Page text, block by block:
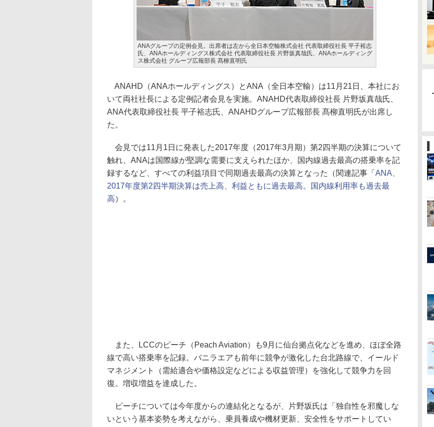
ANAグループの定例会見。出席者は左から全日本空輸株式会社 代表取締役社長 平子裕志
氏、ANAホールディングス株式会社 代表取締役社長 片野坂真哉氏、ANAホールディング
ス株式会社 グループ広報部長 髙柳直明氏
ANAHD（ANAホールディングス）とANA（全日本空輸）は11月21日、本社にお
いて両社社長による定例記者会見を実施。ANAHD代表取締役社長 片野坂真哉氏、
ANA代表取締役社長 平子裕志氏、ANAHDグループ広報部長 髙柳直明氏が出席し
た。
会見では11月1日に発表した2017年度（2017年3月期）第2四半期の決算について
触れ、ANAは国際線が堅調な需要に支えられたほか、国内線過去最高の搭乗率を記
録するなど、すべての利益項目で同期過去最高の決算となった（関連記事「 ANA、
2017年度第2四半期決算は売上高、利益ともに過去最高。国内線利用率も過去最
高）。
また、LCCのピーチ（Peach Aviation）も9月に仙台拠点化などを進め、ほぼ全路
線で高い搭乗率を記録。バニラエアも前年に競争が激化した台北路線で、イールド
マネジメント（需給適合や価格設定などによる収益管理）を強化して競争力を回
復。増収増益を達成した。
ピーチについては今年度からの連結化となるが、片野坂氏は「独自性を邪魔しな
いという基本姿勢を考えながら、乗員養成や機材更新、安全性をサポートしてい